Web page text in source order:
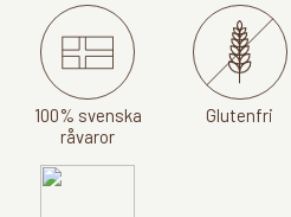
100% svenska
råvaror
Glutenfri